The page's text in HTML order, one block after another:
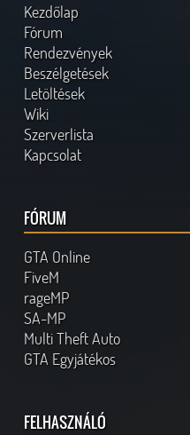
Kezdőlap
Fórum
Rendezvények
Beszélgetések
Letöltések
Wiki
Szerverlista
Kapcsolat
FÓRUM
GTA Online
FiveM
rageMP
SA-MP
Multi Theft Auto
GTA Egyjátékos
FELHASZNÁLÓ